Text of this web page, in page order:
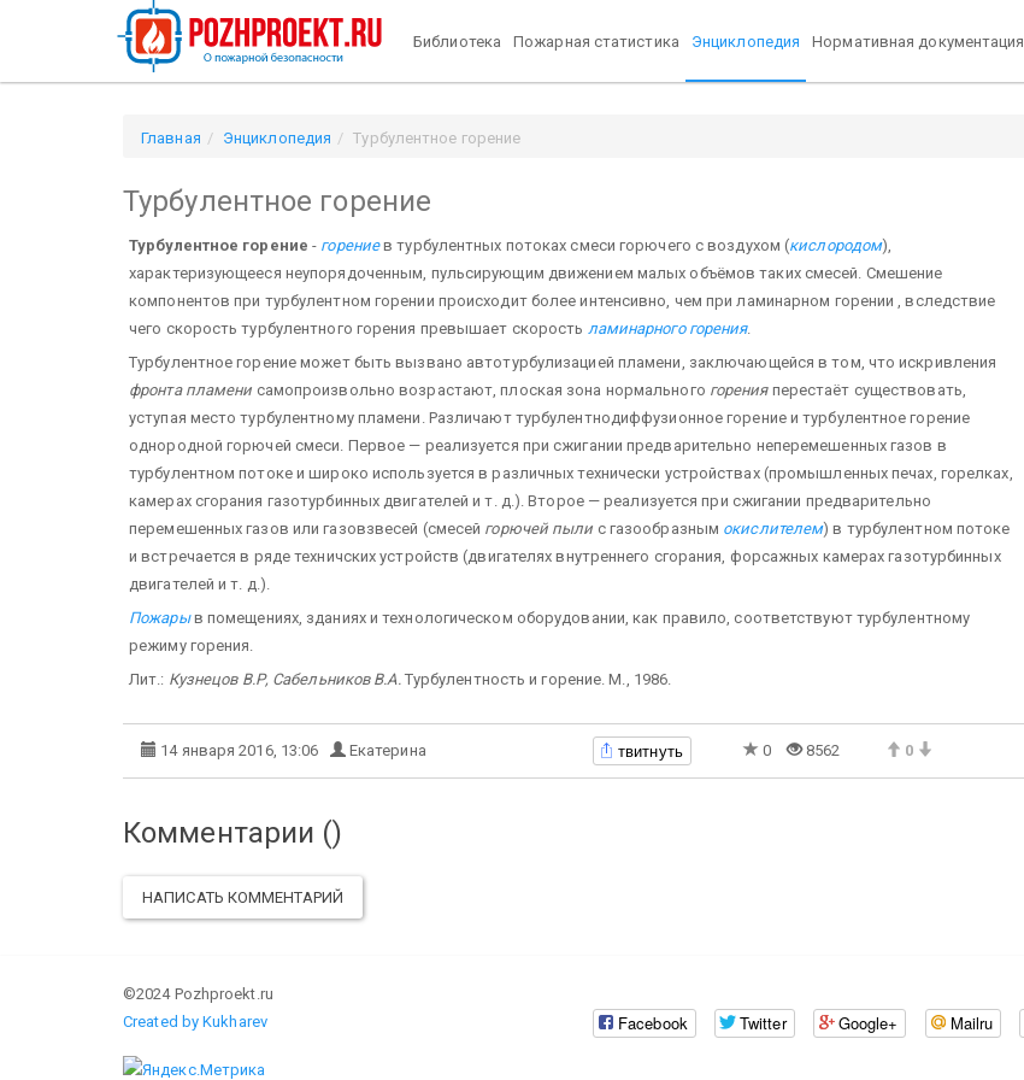
Библиотека Пожарная статистика Энциклопедия Нормативная документация
Главная Энциклопедия Турбулентное горение
Турбулентное горение
Турбулентное горение - горениев турбулентных потоках смеси горючего с воздухом (кислородом),
характеризующееся неупорядоченным, пульсирующим движением малых объёмов таких смесей. Смешение
компонентов при турбулентном горении происходит более интенсивно, чем при ламинарном горении , вследствие
чего скорость турбулентного горения превышает скорость ламинарного горения.
Турбулентное горение может быть вызвано автотурбулизацией пламени, заключающейся в том, что искривления
фронта пламени самопроизвольно возрастают, плоская зона нормального горенияперестаёт существовать,
уступая место турбулентному пламени. Различают турбулентнодиффузионное горение и турбулентное горение
однородной горючей смеси. Первое — реализуется при сжигании предварительно неперемешенных газов в
турбулентном потоке и широко используется в различных технически устройствах (промышленных печах, горелках,
камерах сгорания газотурбинных двигателей и т. д.). Второе — реализуется при сжигании предварительно
перемешенных газов или газовзвесей (смесей горючей пыли с газообразным окислителем) в турбулентном потоке
и встречается в ряде техничских устройств (двигателях внутреннего сгорания, форсажных камерах газотурбинных
двигателей и т. д.).
Пожарыв помещениях, зданиях и технологическом оборудовании, как правило, соответствуют турбулентному
режиму горения.
Лит.: Кузнецов В.Р, Сабельников В.А. Турбулентность и горение. М., 1986.
14 января 2016, 13:06 Екатерина твитнуть 0 8562 0
Комментарии ()
НАПИСАТЬ КОММЕНТАРИЙ
©2024 Pozhproekt.ru
Created by Kukharev
Facebook Twitter Google+ Mailru